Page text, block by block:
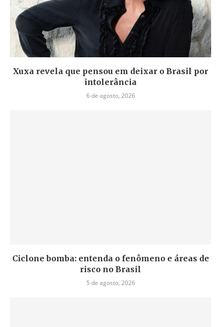
Xuxa revela que pensou em deixar o Brasil por
intolerância
6 de agosto, 2026
Ciclone bomba: entenda o fenômeno e áreas de
risco no Brasil
5 de agosto, 2026